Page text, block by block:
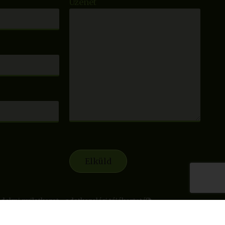
nyilatkozat - adatkezelési tájékoztató